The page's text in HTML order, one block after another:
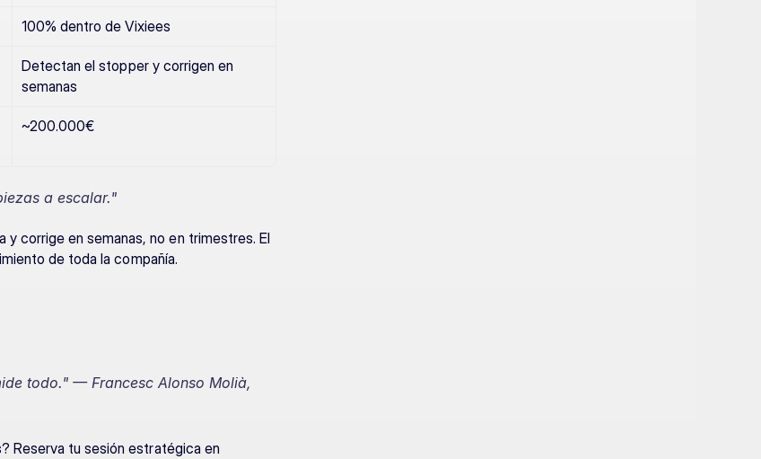
100% dentro de Vixiees
Detectan el stopper y corrigen en
semanas
~200.000€
a escalar."
corrige en semanas, no en trimestres. El
de toda la compañía.
todo." — Francesc Alonso Molià,